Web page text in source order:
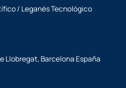
/ Leganés Tecnológico
Llobregat, Barcelona España